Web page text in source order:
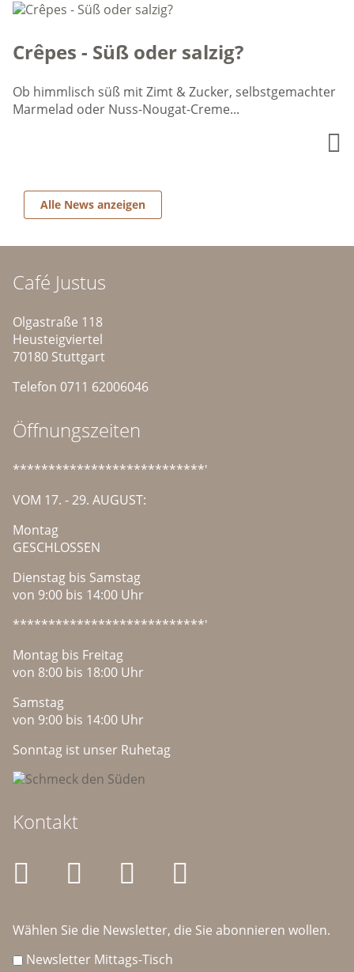
Crêpes - Süß oder salzig?
Ob himmlisch süß mit Zimt & Zucker, selbstgemachter
Marmelad oder Nuss-Nougat-Creme...
Alle News anzeigen
Café Justus
Olgastraße 118
Heusteigviertel
70180 Stuttgart
Telefon 0711 62006046
Öffnungszeiten
***************************'
VOM 17. - 29. AUGUST:
Montag
GESCHLOSSEN
Dienstag bis Samstag
von 9:00 bis 14:00 Uhr
***************************'
Montag bis Freitag
von 8:00 bis 18:00 Uhr
Samstag
von 9:00 bis 14:00 Uhr
Sonntag ist unser Ruhetag
Kontakt
Wählen Sie die Newsletter, die Sie abonnieren wollen.
Newsletter Mittags-Tisch